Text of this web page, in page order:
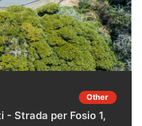
Other
Strada per Fosio 1,